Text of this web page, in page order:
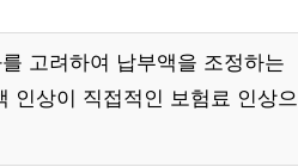
고려하여 납부액을 조정하는
인상이 직접적인 보험료 인상으